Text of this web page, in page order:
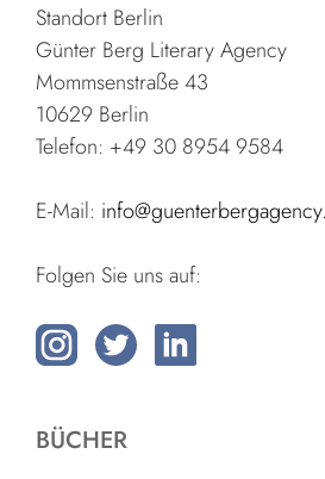
Standort Berlin
Günter Berg Literary Agency
Mommsenstraße 43
10629 Berlin
Telefon: +49 30 8954 9584
E-Mail:
Folgen Sie uns auf:
BÜCHER